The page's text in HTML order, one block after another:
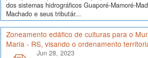
dos sistemas hidrográficos Guaporé-Mamoré-
Machado e seus tributár...
Zoneamento edáfico de culturas para o
Maria - RS, visando o ordenamento
Jun 28, 2023